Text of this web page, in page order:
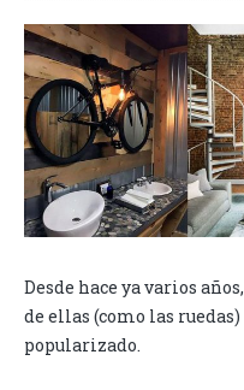
Desde hace ya varios
de ellas (como las
popularizado.